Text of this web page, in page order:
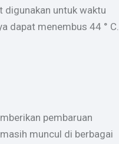
digunakan untuk waktu
dapat menembus 44 ° C.
pembaruan
muncul di berbagai